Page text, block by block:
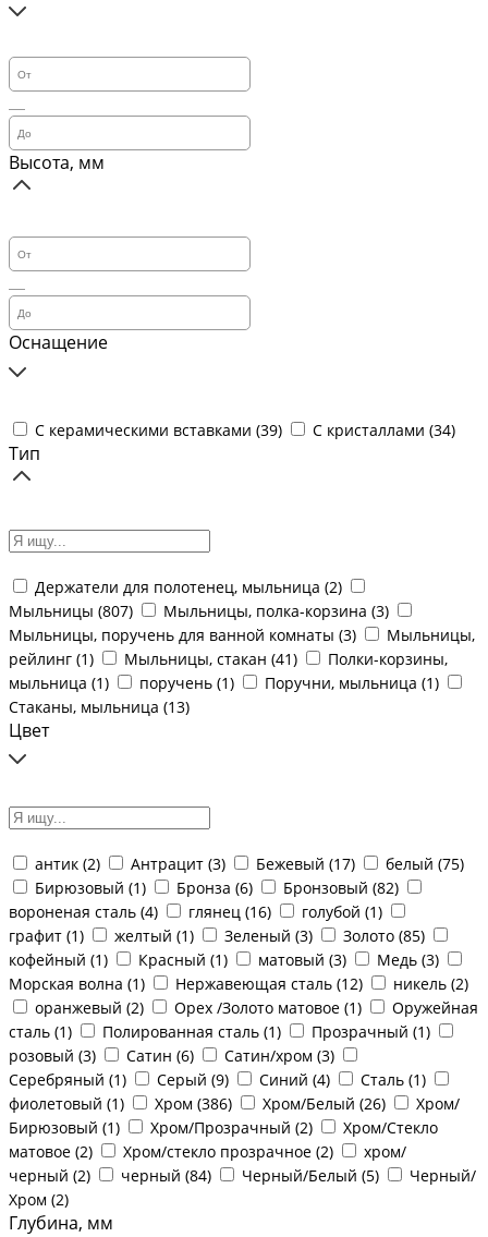
Высота, мм
Оснащение
С керамическими вставками (39) С кристаллами (34)
Тип
Держатели для полотенец, мыльница (2)
Мыльницы (807) Мыльницы, полка-корзина (3)
Мыльницы, поручень для ванной комнаты (3)
Мыльницы,
рейлинг (1) Мыльницы, стакан (41)
Полки-корзины,
мыльница (1) поручень (1) Поручни, мыльница (1)
Стаканы, мыльница (13)
Цвет
антик (2) Антрацит (3) Бежевый (17) белый (75)
Бирюзовый (1) Бронза (6) Бронзовый (82)
вороненая сталь (4) глянец (16) голубой (1)
графит (1) желтый (1) Зеленый (3) Золото (85)
кофейный (1) Красный (1) матовый (3) Медь (3)
Морская волна (1) Нержавеющая сталь (12) никель (2)
оранжевый (2) Орех /Золото матовое (1)
Оружейная
сталь (1) Полированная сталь (1) Прозрачный (1)
розовый (3) Сатин (6) Сатин/хром (3)
Серебряный (1) Серый (9) Синий (4) Сталь (1)
фиолетовый (1) Хром (386) Хром/Белый (26)
Хром/
Бирюзовый (1) Хром/Прозрачный (2)
Хром/Стекло
матовое (2) Хром/стекло прозрачное (2)
хром/
черный (2) черный (84) Черный/Белый (5)
Черный/
Хром (2)
Глубина, мм